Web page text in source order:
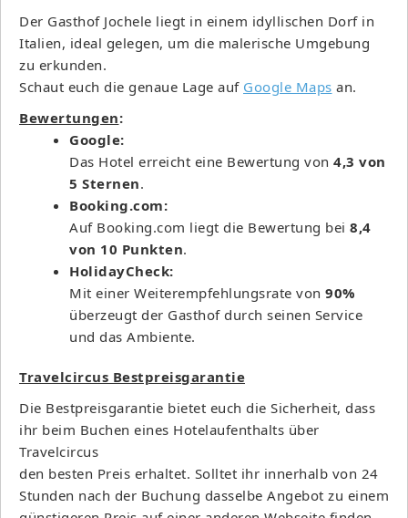
Der Gasthof Jochele liegt in einem idyllischen Dorf in
Italien, ideal gelegen, um die malerische Umgebung
zu erkunden.
Schaut euch die genaue Lage auf Google Maps an.
Bewertungen:
Google:
Das Hotel erreicht eine Bewertung von 4,3 von
5 Sternen.
Booking.com:
Auf Booking.com liegt die Bewertung bei 8,4
von 10 Punkten.
HolidayCheck:
Mit einer Weiterempfehlungsrate von 90%
überzeugt der Gasthof durch seinen Service
und das Ambiente.
Travelcircus Bestpreisgarantie
Die Bestpreisgarantie bietet euch die Sicherheit, dass
ihr beim Buchen eines Hotelaufenthalts über
Travelcircus
den besten Preis erhaltet. Solltet ihr innerhalb von 24
Stunden nach der Buchung dasselbe Angebot zu einem